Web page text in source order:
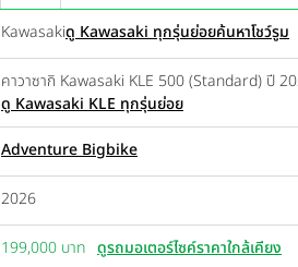
Kawasakiดู Kawasaki ทุกรุ่นย่อยค้นหาโชว์รูม
คาวาซากิ Kawasaki KLE 500 (Standard) ปี
ดู Kawasaki KLE ทุกรุ่นย่อย
Adventure Bigbike
2026
199,000 บาท ดูรถมอเตอร์ไซค์ราคาใกล้เคียง